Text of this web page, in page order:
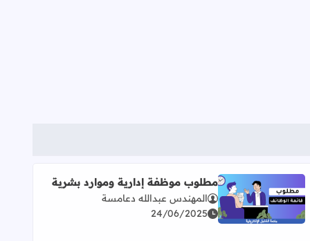
اقرأ المزيد عن مطلوب موظفة إدارية وموارد بشرية
مطلوب موظفة إدارية وموارد بشرية
المهندس عبدالله دعامسة
24/06/2025